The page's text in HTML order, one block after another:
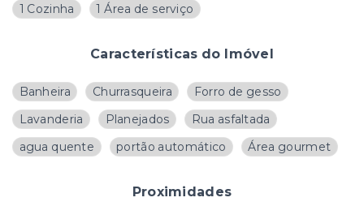
1 Cozinha
1 Área de serviço
Características do Imóvel
Banheira Churrasqueira
Forro de gesso
Lavanderia
Planejados
Rua asfaltada
agua quente
portão automático Área gourmet
Proximidades